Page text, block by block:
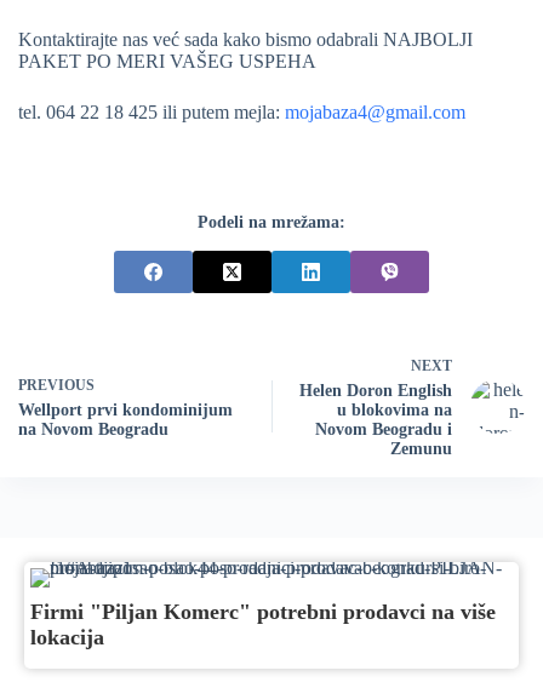
Kontaktirajte nas već sada kako bismo odabrali NAJBOLJI
PAKET PO MERI VAŠEG USPEHA
tel. 064 22 18 425 ili putem mejla: mojabaza4@gmail.com
Podeli na mrežama:
PREVIOUS
Wellport prvi kondominijum
na Novom Beogradu
NEXT
Helen Doron English
u blokovima na
Novom Beogradu i
Zemunu
Firmi "Piljan Komerc" potrebni prodavci na više
lokacija